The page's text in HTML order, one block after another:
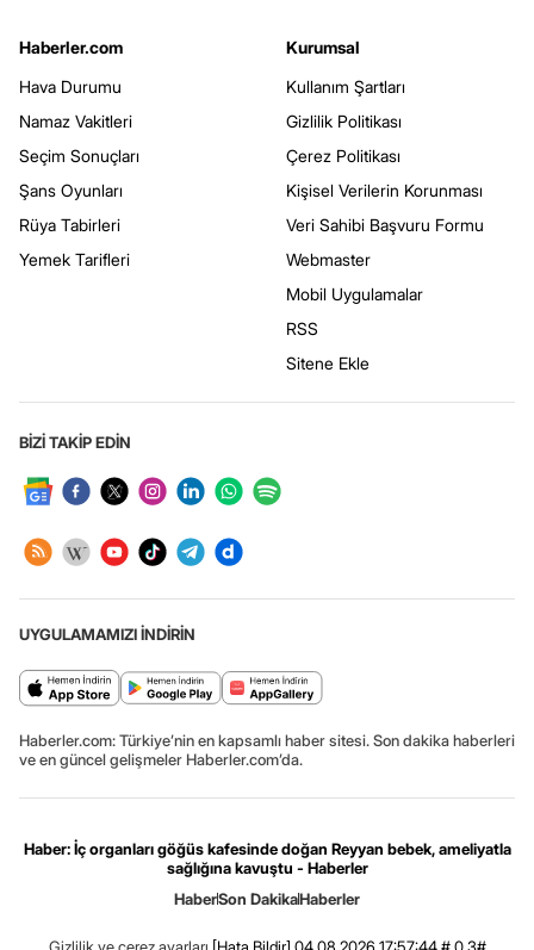
Haberler.com
Hava Durumu
Namaz Vakitleri
Seçim Sonuçları
Şans Oyunları
Rüya Tabirleri
Yemek Tarifleri
Kurumsal
Kullanım Şartları
Gizlilik Politikası
Çerez Politikası
Kişisel Verilerin Korunması
Veri Sahibi Başvuru Formu
Webmaster
Mobil Uygulamalar
RSS
Sitene Ekle
BİZİ TAKİP EDİN
UYGULAMAMIZI İNDİRİN
Haberler.com: Türkiye’nin en kapsamlı haber sitesi. Son dakika haberleri
ve en güncel gelişmeler Haberler.com’da.
Haber: İç organları göğüs kafesinde doğan Reyyan bebek, ameliyatla
sağlığına kavuştu - Haberler
HaberSon DakikaHaberler
Gizlilik ve çerez ayarları [Hata Bildir] 04.08.2026 17:57:44 #.0.3#